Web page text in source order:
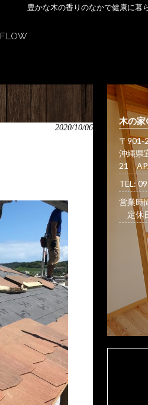
豊かな木の香りのなかで健康に暮
FLOW
2020/10/06
木の
〒901-
沖縄県
21
TEL:
営業時
定休